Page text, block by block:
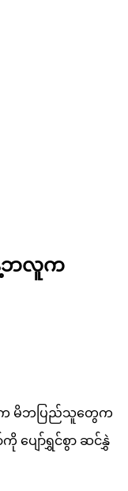
န့်ဘလူက
က မိဘပြည်သူတွေက
ပျော်ရွှင်စွာ ဆင်နွှဲ